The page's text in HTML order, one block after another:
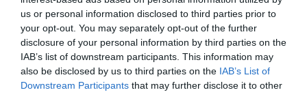
us or personal information disclosed to third parties prior to
your opt-out. You may separately opt-out of the further
disclosure of your personal information by third parties on the
IAB’s list of downstream participants. This information may
also be disclosed by us to third parties on the IAB’s List of
Downstream Participants that may further disclose it to other
Ακολουθήστε το Culturenow.gr